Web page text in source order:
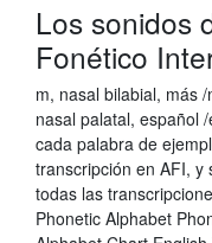
Los sonidos
Fonético
m, nasal bilabial, más
nasal palatal, español
cada palabra de
transcripción en AFI, y
todas las
Phonetic Alphabet